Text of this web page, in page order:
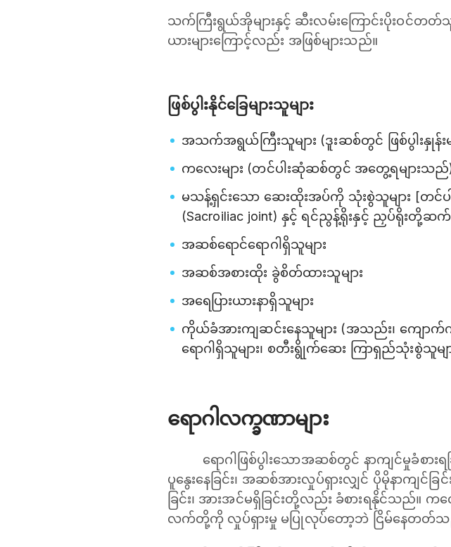
သက်ကြီးရွယ်အိုများနှင့် ဆီးလမ်းကြောင်းပိုးဝင်တတ်
ယားများကြောင့်လည်း အဖြစ်များသည်။
ဖြစ်ပွါးနိုင်ခြေများသူများ
အသက်အရွယ်ကြီးသူများ (ဒူးဆစ်တွင် ဖြစ်ပွါးနှုန်း
ကလေးများ (တင်ပါးဆုံဆစ်တွင် အတွေ့ရများသည်
မသန့်ရှင်းသော ဆေးထိုးအပ်ကို သုံးစွဲသူများ [တ
(Sacroiliac joint) နှင့် ရင်ညွန့်ရိုးနှင့် ညှပ်ရိုးတို့
အဆစ်ရောင်ရောဂါရှိသူများ
အဆစ်အစားထိုး ခွဲစိတ်ထားသူများ
အရေပြားယားနာရှိသူများ
ကိုယ်ခံအားကျဆင်းနေသူများ (အသည်း၊ ကျောက်က
ရောဂါရှိသူများ၊ စတီးရွိုက်ဆေး ကြာရှည်သုံးစွဲသူမျ
ရောဂါလက္ခဏာများ
ရောဂါဖြစ်ပွါးသောအဆစ်တွင် နာကျင်မှုခံစား
ပူနွေးနေခြင်း၊ အဆစ်အားလှုပ်ရှားလျှင် ပိုမိုနာကျင်
ခြင်း၊ အားအင်မရှိခြင်းတို့လည်း ခံစားရနိုင်သည်။ ကလေ
လက်တို့ကို လှုပ်ရှားမှု မပြုလုပ်တော့ဘဲ ငြိမ်နေတတ်